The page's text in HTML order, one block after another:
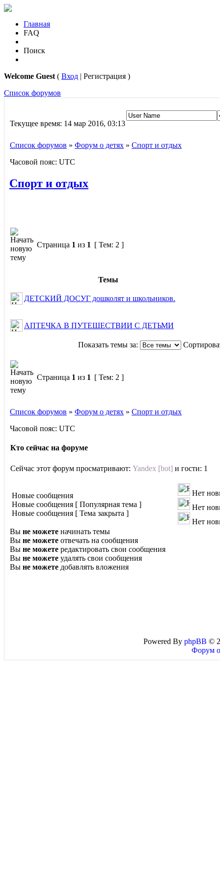
Главная
FAQ
Поиск
Welcome Guest ( Вход | Регистрация )
Список форумов
Текущее время: 14 мар 2016, 03:13
Список форумов » Форум о детях » Спорт и отдых
Часовой пояс: UTC
Спорт и отдых
Страница 1 из 1 [ Тем: 2 ]
Темы
ДЕТСКИЙ ДОСУГ дошколят и школьников.
АПТЕЧКА В ПУТЕШЕСТВИИ С ДЕТЬМИ
Показать темы за:
Страница 1 из 1 [ Тем: 2 ]
Список форумов » Форум о детях » Спорт и отдых
Часовой пояс: UTC
Кто сейчас на форуме
Сейчас этот форум просматривают: Yandex [bot] и гости: 1
Новые сообщения
Новые сообщения [ Популярная тема ]
Новые сообщения [ Тема закрыта ]
Нет
Нет
Нет
Вы не можете начинать темы
Вы не можете отвечать на сообщения
Вы не можете редактировать свои сообщения
Вы не можете удалять свои сообщения
Вы не можете добавлять вложения
Powered By phpBB ©
Форум о